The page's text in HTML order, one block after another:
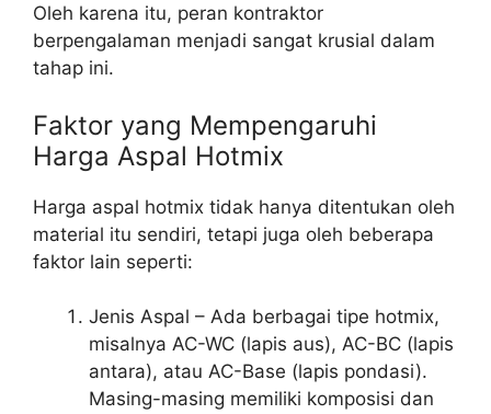
Oleh karena itu, peran kontraktor
berpengalaman menjadi sangat krusial dalam
tahap ini.
Faktor yang Mempengaruhi
Harga Aspal Hotmix
Harga aspal hotmix tidak hanya ditentukan oleh
material itu sendiri, tetapi juga oleh beberapa
faktor lain seperti:
Jenis Aspal – Ada berbagai tipe hotmix,
misalnya AC-WC (lapis aus), AC-BC (lapis
antara), atau AC-Base (lapis pondasi).
Masing-masing memiliki komposisi dan